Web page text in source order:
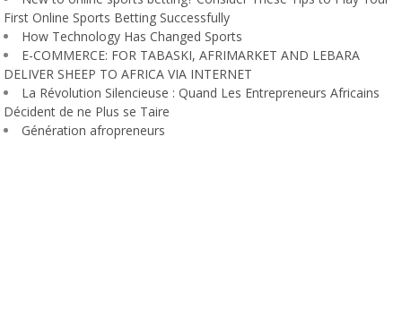
First Online Sports Betting Successfully
How Technology Has Changed Sports
E-COMMERCE: FOR TABASKI, AFRIMARKET AND LEBARA
DELIVER SHEEP TO AFRICA VIA INTERNET
La Révolution Silencieuse : Quand Les Entrepreneurs Africains
Décident de ne Plus se Taire
Génération afropreneurs